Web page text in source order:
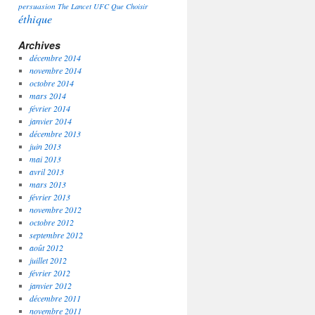
persuasion The Lancet UFC Que Choisir
éthique
Archives
décembre 2014
novembre 2014
octobre 2014
mars 2014
février 2014
janvier 2014
décembre 2013
juin 2013
mai 2013
avril 2013
mars 2013
février 2013
novembre 2012
octobre 2012
septembre 2012
août 2012
juillet 2012
février 2012
janvier 2012
décembre 2011
novembre 2011